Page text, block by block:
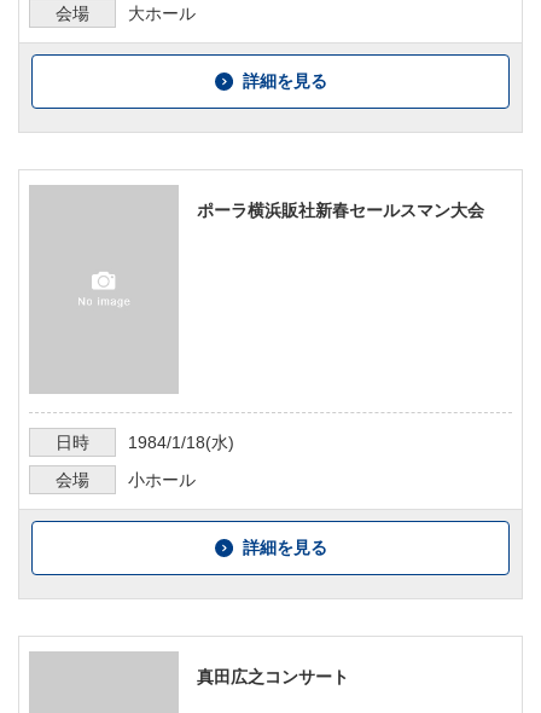
会場
大ホール
詳細を見る
ポーラ横浜販社新春セールスマン大会
日時 1984/1/18(水)
会場
小ホール
詳細を見る
真田広之コンサート